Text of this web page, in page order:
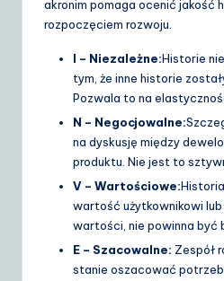
akronim pomaga ocenić jakość
rozpoczęciem rozwoju.
I – Niezależne:Historie
tym, że inne historie
Pozwala to na
N – Negocjowalne:
na dyskusję między
produktu. Nie jest to
V – Wartościowe:
wartość użytkownikowi lub
wartości, nie powinna być
E – Szacowalne: Zespół
stanie oszacować